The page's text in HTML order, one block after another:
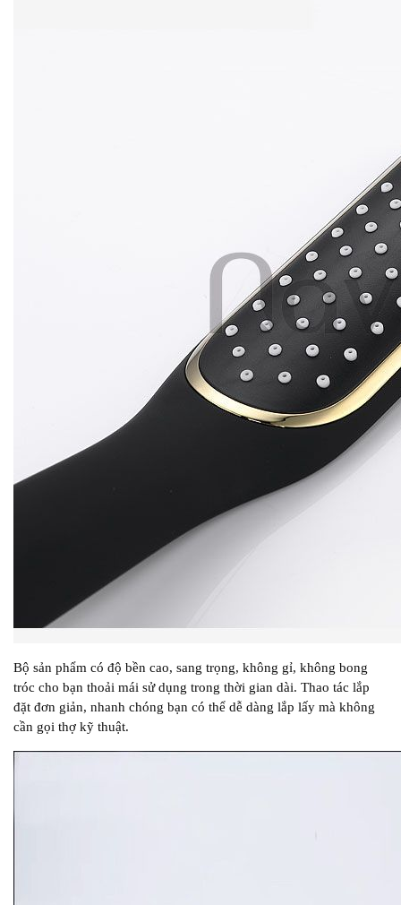
Bộ sản phẩm có độ bền cao, sang trọng, không gỉ, không bong
tróc cho bạn thoải mái sử dụng trong thời gian dài. Thao tác lắp
đặt đơn giản, nhanh chóng bạn có thể dễ dàng lắp lấy mà không
cần gọi thợ kỹ thuật.